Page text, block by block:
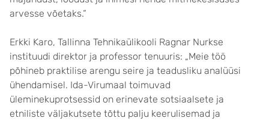
arvesse võetaks.“
Erkki Karo, Tallinna Tehnikaülikooli Ragnar Nurkse
instituudi direktor ja professor tenuuris: „Meie töö
põhineb praktilise arengu seire ja teadusliku analüüsi
ühendamisel. Ida-Virumaal toimuvad
üleminekuprotsessid on erinevate sotsiaalsete ja
etniliste väljakutsete tõttu palju keerulisemad ja